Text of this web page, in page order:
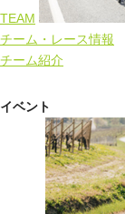
TEAM
チーム・レース情報
チーム紹介
イベント